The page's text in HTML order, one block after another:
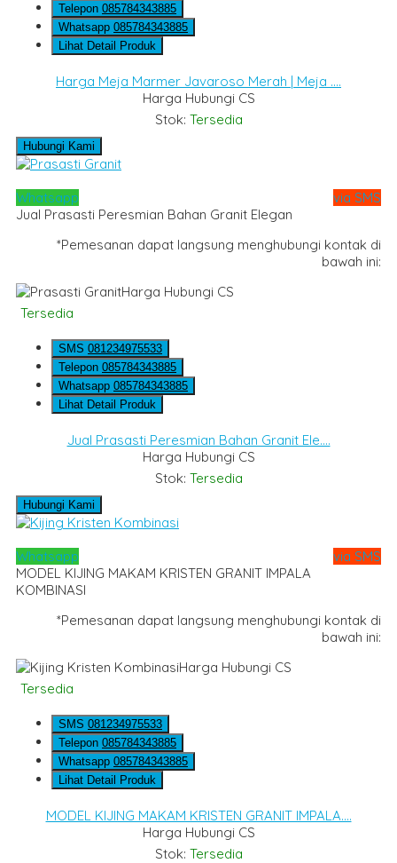
Telepon 085784343885
Whatsapp 085784343885
Lihat Detail Produk
Harga Meja Marmer Javaroso Merah | Meja ....
Harga Hubungi CS
Stok: Tersedia
Hubungi Kami
Whatsapp
via SMS
Jual Prasasti Peresmian Bahan Granit Elegan
*Pemesanan dapat langsung menghubungi kontak di
bawah ini:
Harga Hubungi CS
Tersedia
SMS 081234975533
Telepon 085784343885
Whatsapp 085784343885
Lihat Detail Produk
Jual Prasasti Peresmian Bahan Granit Ele....
Harga Hubungi CS
Stok: Tersedia
Hubungi Kami
Whatsapp
via SMS
MODEL KIJING MAKAM KRISTEN GRANIT IMPALA
KOMBINASI
*Pemesanan dapat langsung menghubungi kontak di
bawah ini:
Harga Hubungi CS
Tersedia
SMS 081234975533
Telepon 085784343885
Whatsapp 085784343885
Lihat Detail Produk
MODEL KIJING MAKAM KRISTEN GRANIT IMPALA....
Harga Hubungi CS
Stok: Tersedia